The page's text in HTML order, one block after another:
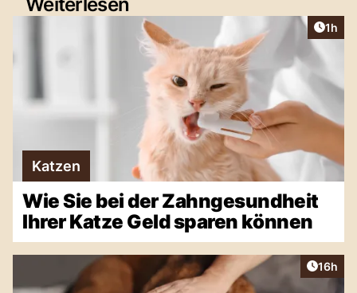
1h
Katzen
Wie Sie bei der Zahngesundheit
Ihrer Katze Geld sparen können
Artikel
16h